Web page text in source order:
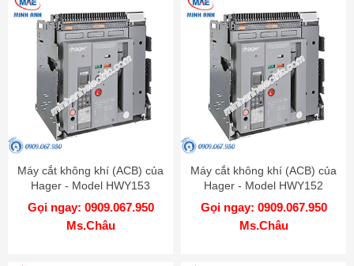
Máy cắt không khí (ACB) của
Hager - Model HWY153
Gọi ngay: 0909.067.950
Ms.Châu
Máy cắt không khí (ACB) của
Hager - Model HWY152
Gọi ngay: 0909.067.950
Ms.Châu